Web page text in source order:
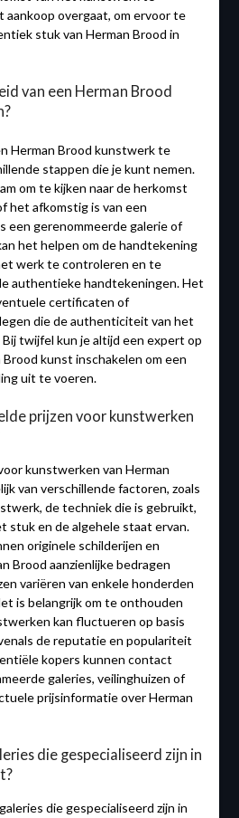
overgaat, om ervoor te
stuk van Herman Brood in
van een Herman Brood
Herman Brood kunstwerk te
stappen die je kunt nemen.
om te kijken naar de herkomst
het afkomstig is van een
een gerenommeerde galerie of
het helpen om de handtekening
werk te controleren en te
authentieke handtekeningen. Het
certificaten of
die de authenticiteit van het
twijfel kun je altijd een expert op
kunst inschakelen om een
uit te voeren.
prijzen voor kunstwerken
kunstwerken van Herman
van verschillende factoren, zoals
de techniek die is gebruikt,
stuk en de algehele staat ervan.
originele schilderijen en
Brood aanzienlijke bedragen
variëren van enkele honderden
is belangrijk om te onthouden
kan fluctueren op basis
de reputatie en populariteit
kopers kunnen contact
galeries, veilinghuizen of
prijsinformatie over Herman
die gespecialiseerd zijn in
die gespecialiseerd zijn in